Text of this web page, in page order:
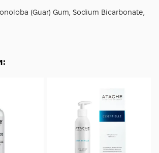
та використовуйте засіб лише за
(Guar) Gum, Sodium Bicarbonate,